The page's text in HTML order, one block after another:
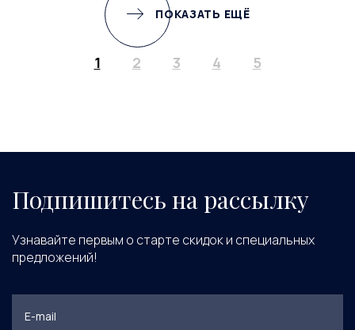
ПОКАЗАТЬ ЕЩЁ
1 2 3 4 5
Подпишитесь на рассылку
Узнавайте первым о старте скидок и специальных
предложений!